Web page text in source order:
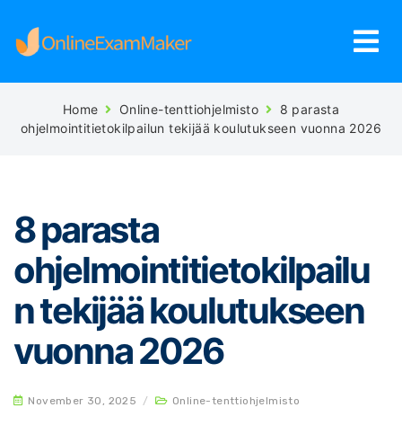
Home Online-tenttiohjelmisto
8 parasta
ohjelmointitietokilpailun tekijää koulutukseen vuonna 2026
8 parasta
ohjelmointitietokilpailu
n tekijää koulutukseen
vuonna 2026
November 30, 2025 / Online-tenttiohjelmisto